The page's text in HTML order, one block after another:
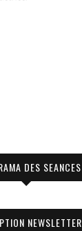
DES SEANCES
NEWSLETTER